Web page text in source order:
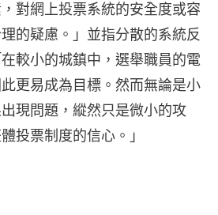
對網上投票系統的安全度或容
的疑慮。」並指分散的系統反
較小的城鎮中，選舉職員的電
更易成為目標。然而無論是小
現問題，縱然只是微小的攻
投票制度的信心。」